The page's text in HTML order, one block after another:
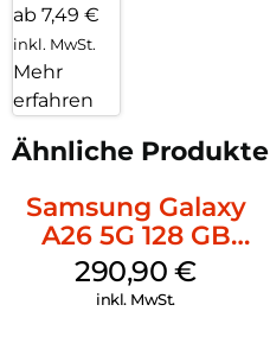
ab 7,49 €
inkl. MwSt.
Mehr
erfahren
Ähnliche Produkte
Samsung Galaxy
A26 5G 128 GB
White
290,90€
inkl. MwSt.